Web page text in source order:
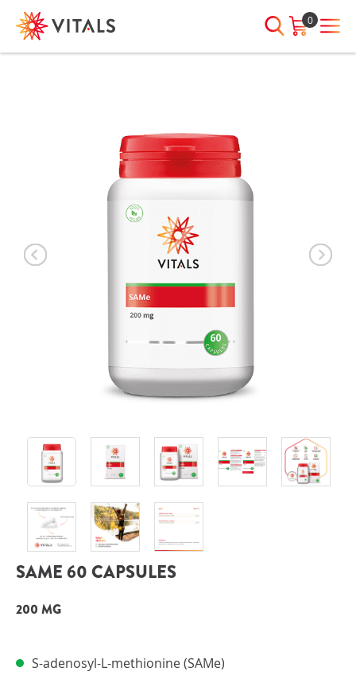
0
ndien we je ergens mee kunnen
helpen, neem dan contact met
075-6476050
Wachtwoord
SAME 60 CAPSULES
200 MG
S-adenosyl-L-methionine (SAMe)